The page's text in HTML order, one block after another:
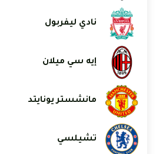
نادي ليفربول
إيه سي ميلان
مانشستر يونايتد
تشيلسي